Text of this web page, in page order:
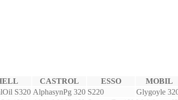
CASTROL ESSO MOBIL
S320 AlphasynPg 320 S220 Glygoyle